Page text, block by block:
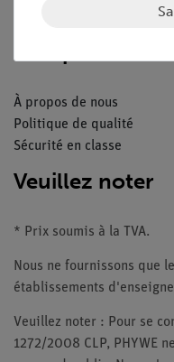
À propos de nous
Politique de qualité
Sécurité en classe
Veuillez noter
* Prix soumis à la TVA.
Nous ne fournissons que
établissements
Veuillez noter : Pour se
1272/2008 CLP, PHYWE